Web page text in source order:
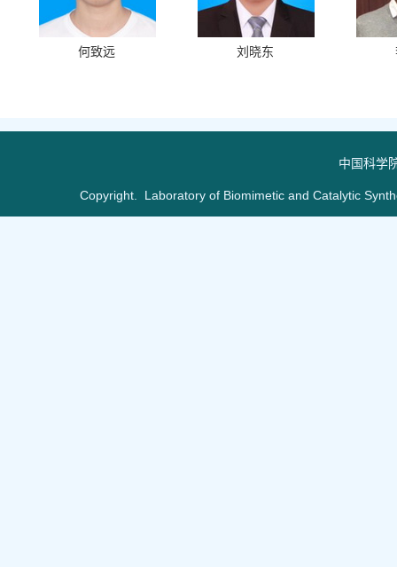
何致远 刘晓东
中国科学
Copyright. Laboratory of Biomimetic and Catalytic